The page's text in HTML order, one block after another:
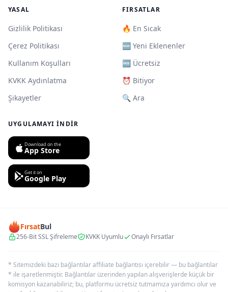
YASAL
Gizlilik Politikası
Çerez Politikası
Kullanım Koşulları
KVKK Aydınlatma
Şikayetler
FIRSATLAR
🔥 En Sıcak
🆕 Yeni Eklenenler
🆓 Ücretsiz
⏰ Bitiyor
🔍 Ara
UYGULAMAYI İNDIR
Download on the
App Store
Get it on
Google Play
FırsatBul
256-Bit SSL Şifreleme KVKK Uyumlu Onaylı Fırsatlar
* Sitemizdeki bazı bağlantılar affiliate bağlantısı içerebilir — bu bağlantılar
* ile işaretlenmiştir. Bağlantılar üzerinden yapılan alışverişlerde küçük bir
komisyon kazanabiliriz; bu, platformu ücretsiz tutmamıza yardımcı olur ve